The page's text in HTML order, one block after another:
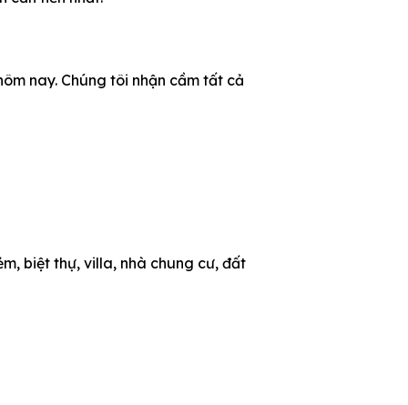
nay. Chúng tôi nhận cầm tất cả
biệt thự, villa, nhà chung cư, đất